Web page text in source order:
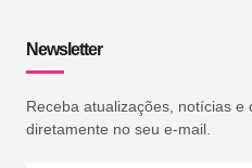
Newsletter
Receba atualizações, notícias e
diretamente no seu e-mail.